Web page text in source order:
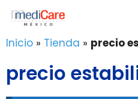
Saltar
contenido
Inicio » Tienda » precio
precio